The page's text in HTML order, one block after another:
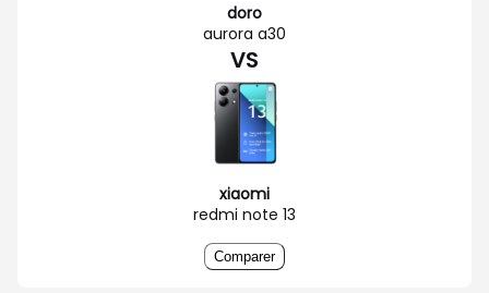
doro
aurora a30
VS
xiaomi
redmi note 13
Comparer